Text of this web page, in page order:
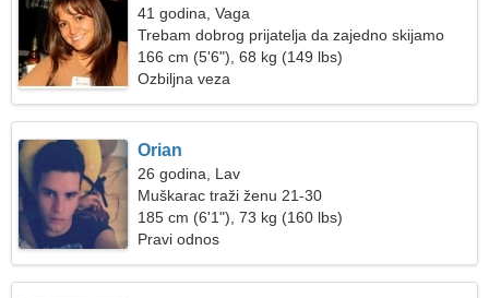
41 godina, Vaga
Trebam dobrog prijatelja da zajedno skijamo
166 cm (5'6"), 68 kg (149 lbs)
Ozbiljna veza
Orian
26 godina, Lav
Muškarac traži ženu 21-30
185 cm (6'1"), 73 kg (160 lbs)
Pravi odnos